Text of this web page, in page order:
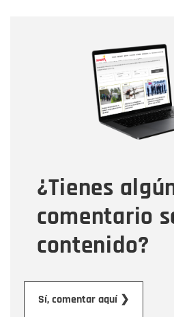
¿Tienes
comentario
contenido?
Sí, comentar aquí ❯
Correo electrónico
Tipo de comentario
Mensaje